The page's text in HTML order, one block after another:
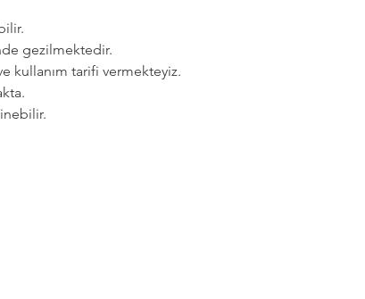
gezilmektedir.
kullanım tarifi vermekteyiz.